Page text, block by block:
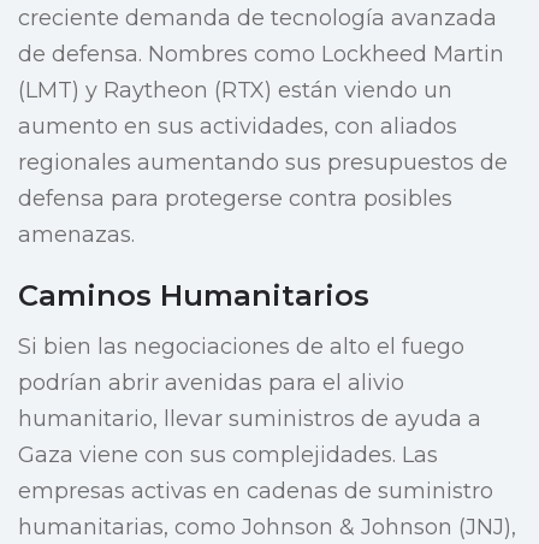
creciente demanda de tecnología avanzada
de defensa. Nombres como Lockheed Martin
(LMT) y Raytheon (RTX) están viendo un
aumento en sus actividades, con aliados
regionales aumentando sus presupuestos de
defensa para protegerse contra posibles
amenazas.
Caminos Humanitarios
Si bien las negociaciones de alto el fuego
podrían abrir avenidas para el alivio
humanitario, llevar suministros de ayuda a
Gaza viene con sus complejidades. Las
empresas activas en cadenas de suministro
humanitarias, como Johnson & Johnson (JNJ),